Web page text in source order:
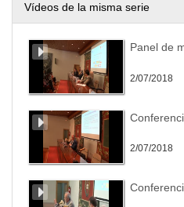
Vídeos de la misma serie
2/07/2018
2/07/2018